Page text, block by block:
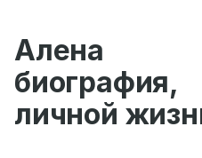
Алена
личной